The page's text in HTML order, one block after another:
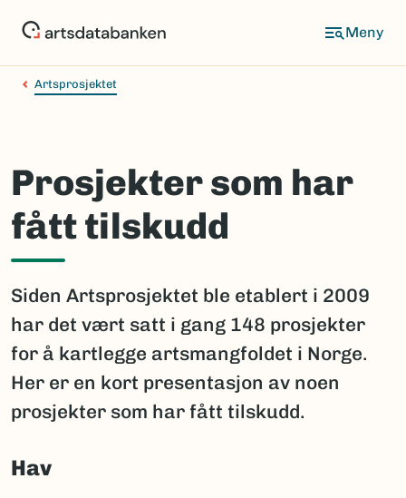
Artsprosjektet
Prosjekter som har
fått tilskudd
Siden Artsprosjektet ble etablert i 2009
har det vært satt i gang 148 prosjekter
for å kartlegge artsmangfoldet i Norge.
Her er en kort presentasjon av noen
prosjekter som har fått tilskudd.
Hav